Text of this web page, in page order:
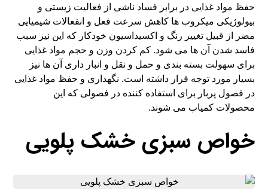
حفظ مواد غذایی در برابر فساد ناشی از فعالیت زیستی و
بیولوژیکی میکروب ها کاهش سرعت فعل و انفعالات شیمیایی
مضر از قبیل تغییر رنگ و اکسیداسیون خودکار که این نیز سبب
فاسد شدن آن ها می شود. کم کردن وزن و حجم مواد غذایی
برای سهولت بسته بندی و حمل و نقل و انبار داری آن ها نیز
بسیار مورد توجه قرار داشته است. نگهداری و حفظ مواد غذایی
در فصول پربار برای استفاده کننده در فصولی که این
محصولات کمیاب می شوند.
خواص سبزی خشک پلویی